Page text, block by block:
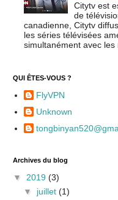
Citytv est
de
canadienne, Citytv
les séries télévisées
simultanément avec les
QUI ÊTES-VOUS ?
FlyVPN
Unknown
Archives du blog
▼ 2019 (3)
▼ juillet (1)